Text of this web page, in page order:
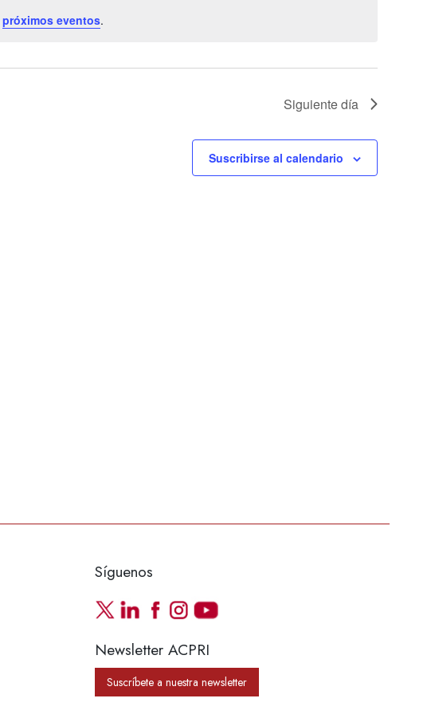
próximos eventos.
Siguiente día
Suscribirse al calendario
Síguenos
Newsletter ACPRI
Suscríbete a nuestra newsletter